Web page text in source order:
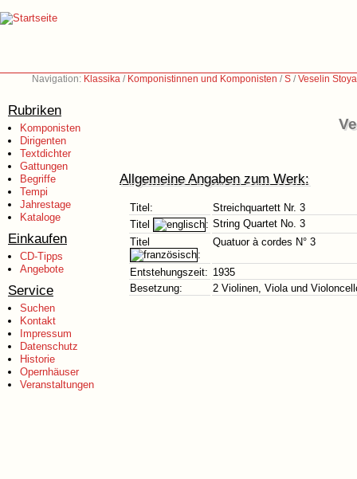
Navigation: Klassika / Komponistinnen und Komponisten /S /Veselin
Rubriken
Komponisten
Dirigenten
Textdichter
Gattungen
Begriffe
Tempi
Jahrestage
Kataloge
Einkaufen
CD-Tipps
Angebote
Service
Suchen
Kontakt
Impressum
Datenschutz
Historie
Opernhäuser
Veranstaltungen
Allgemeine Angaben zum Werk:
Titel:
Streichquartett Nr. 3
Titel
: String Quartet No. 3
Titel
:
Quatuor à cordes N° 3
Entstehungszeit: 1935
Besetzung:
2 Violinen, Viola und